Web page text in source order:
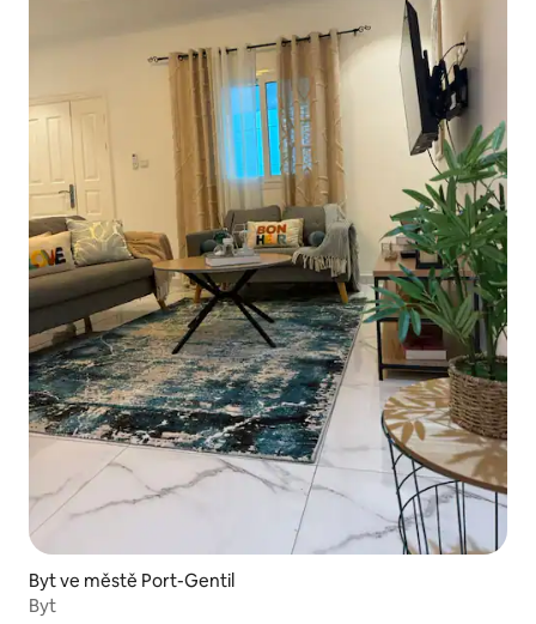
Byt ve městě Port-Gentil
Byt